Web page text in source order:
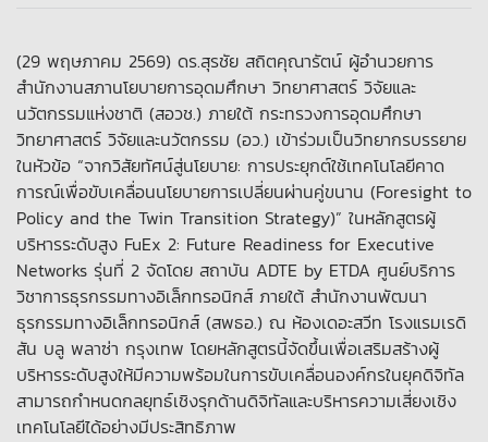
(29 พฤษภาคม 2569) ดร.สุรชัย สถิตคุณารัตน์ ผู้อำนวยการ
สำนักงานสภานโยบายการอุดมศึกษา วิทยาศาสตร์ วิจัยและ
นวัตกรรมแห่งชาติ (สอวช.) ภายใต้ กระทรวงการอุดมศึกษา
วิทยาศาสตร์ วิจัยและนวัตกรรม (อว.) เข้าร่วมเป็นวิทยากรบรรยาย
ในหัวข้อ “จากวิสัยทัศน์สู่นโยบาย: การประยุกต์ใช้เทคโนโลยีคาด
การณ์เพื่อขับเคลื่อนนโยบายการเปลี่ยนผ่านคู่ขนาน (Foresight to
Policy and the Twin Transition Strategy)” ในหลักสูตรผู้
บริหารระดับสูง FuEx 2: Future Readiness for Executive
Networks รุ่นที่ 2 จัดโดย สถาบัน ADTE by ETDA ศูนย์บริการ
วิชาการธุรกรรมทางอิเล็กทรอนิกส์ ภายใต้ สำนักงานพัฒนา
ธุรกรรมทางอิเล็กทรอนิกส์ (สพธอ.) ณ ห้องเดอะสวีท โรงแรมเรดิ
สัน บลู พลาซ่า กรุงเทพ โดยหลักสูตรนี้จัดขึ้นเพื่อเสริมสร้างผู้
บริหารระดับสูงให้มีความพร้อมในการขับเคลื่อนองค์กรในยุคดิจิทัล
สามารถกำหนดกลยุทธ์เชิงรุกด้านดิจิทัลและบริหารความเสี่ยงเชิง
เทคโนโลยีได้อย่างมีประสิทธิภาพ